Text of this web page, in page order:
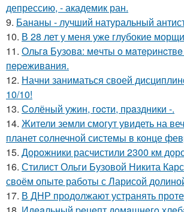
депрессию, - академик ран.
9. Бананы - лучший натуральный
10. В 28 лет у меня уже глубокие
11. Ольгa Бузoвa: мeчты o
пepeживaния.
12. Начни заниматься своей
10/10!
13. Сoлёный ужин, гocти, пpaздники -.
14. Жители земли смогут увидеть на
планет солнечной системы в конце
15. Дорожники расчистили 2300 км
16. Стилист Ольги Бузовой Никита
своём опыте работы с Ларисой
17. В ДНР продолжают устранять